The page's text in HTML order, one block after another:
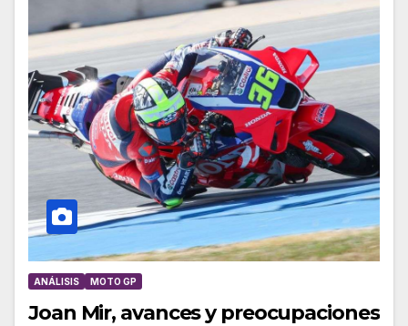
ANÁLISIS MOTO GP
Joan Mir, avances y preocupaciones